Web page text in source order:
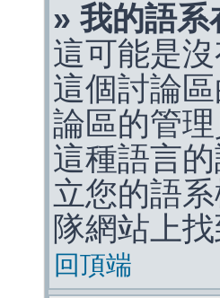
» 我的語系
這可能是
這個討論
論區的管
這種語言
立您的語
隊網站上
回頂端